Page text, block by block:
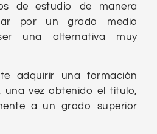
de estudio de manera
por un grado medio
una alternativa muy
adquirir una formación
una vez obtenido el título,
a un grado superior